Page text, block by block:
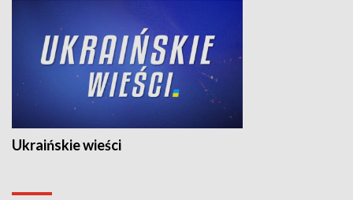
Ukraińskie wieści